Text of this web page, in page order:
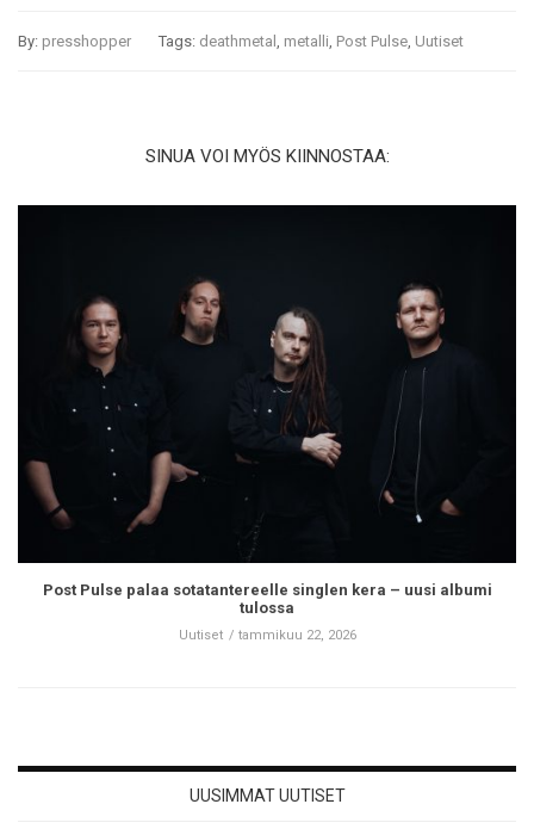
By: presshopper Tags: deathmetal metalli Post Pulse Uutiset
SINUA VOI MYÖS KIINNOSTAA:
Post Pulse palaa sotatantereelle singlen kera – uusi albumi
tulossa
Uutiset tammikuu 22, 2026
UUSIMMAT UUTISET